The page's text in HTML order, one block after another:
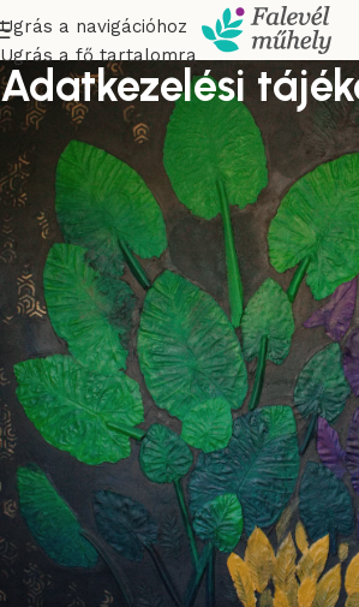
Ugrás a navigációhoz
Ugrás a fő tartalomra
Adatkezelési